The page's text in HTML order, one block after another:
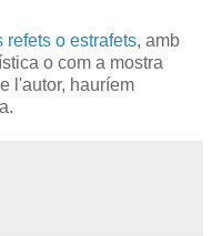
refets o estrafets, amb
o com a mostra
l'autor, hauríem